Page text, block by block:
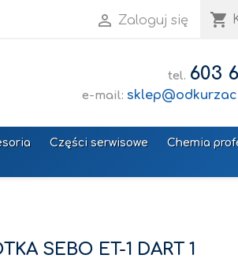
 Zaloguj się shopping_cart
tel. 603
e-mail:
Części serwisowe Chemia
SEBO ET-1 DART 1